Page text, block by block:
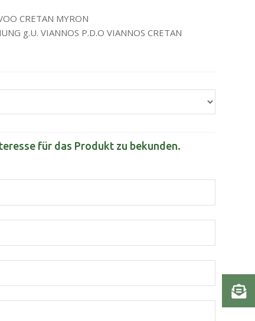
CRETAN MYRON
g.U. VIANNOS P.D.O VIANNOS CRETAN
für das Produkt zu bekunden.